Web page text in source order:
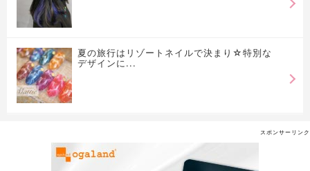
夏の旅行はリゾートネイルで決まり☆特別な
デザインに...
スポンサーリンク